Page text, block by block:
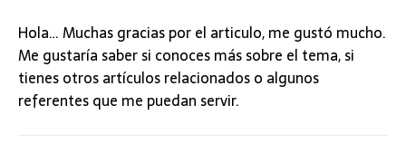
Hola… Muchas gracias por el articulo, me gustó mucho.
Me gustaría saber si conoces más sobre el tema, si
tienes otros artículos relacionados o algunos
referentes que me puedan servir.